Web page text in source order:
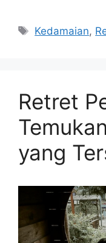
Tags
Kedamaian,
Retret
yang